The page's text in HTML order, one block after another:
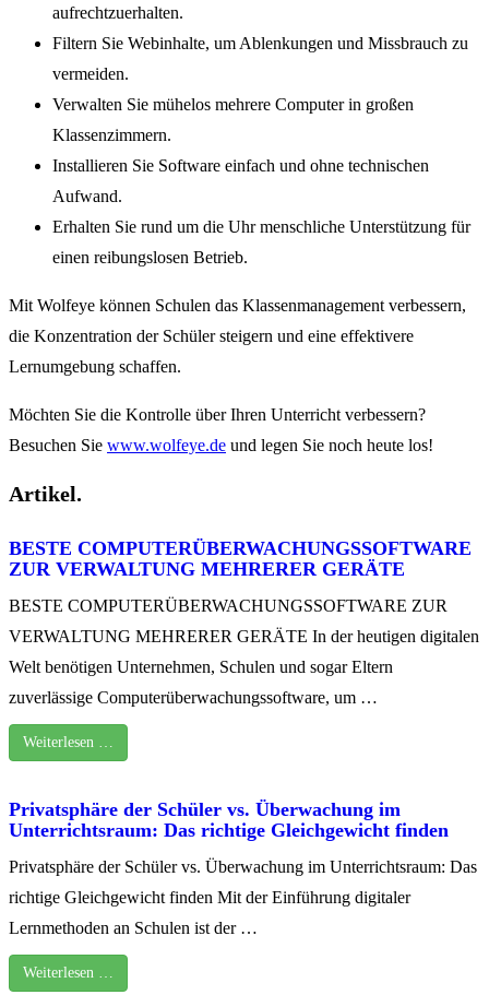
aufrechtzuerhalten.
Filtern Sie Webinhalte, um Ablenkungen und Missbrauch zu
vermeiden.
Verwalten Sie mühelos mehrere Computer in großen
Klassenzimmern.
Installieren Sie Software einfach und ohne technischen
Aufwand.
Erhalten Sie rund um die Uhr menschliche Unterstützung für
einen reibungslosen Betrieb.
Mit Wolfeye können Schulen das Klassenmanagement verbessern,
die Konzentration der Schüler steigern und eine effektivere
Lernumgebung schaffen.
Möchten Sie die Kontrolle über Ihren Unterricht verbessern?
Besuchen Sie www.wolfeye.de und legen Sie noch heute los!
Artikel.
BESTE COMPUTERÜBERWACHUNGSSOFTWARE
ZUR VERWALTUNG MEHRERER GERÄTE
BESTE COMPUTERÜBERWACHUNGSSOFTWARE ZUR
VERWALTUNG MEHRERER GERÄTE In der heutigen digitalen
Welt benötigen Unternehmen, Schulen und sogar Eltern
zuverlässige Computerüberwachungssoftware, um …
Weiterlesen …
Privatsphäre der Schüler vs. Überwachung im
Unterrichtsraum: Das richtige Gleichgewicht finden
Privatsphäre der Schüler vs. Überwachung im Unterrichtsraum: Das
richtige Gleichgewicht finden Mit der Einführung digitaler
Lernmethoden an Schulen ist der …
Weiterlesen …